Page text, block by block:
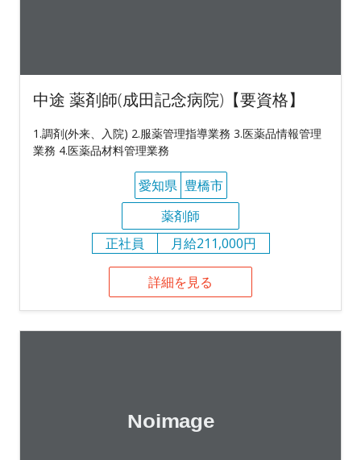
中途 薬剤師(成田記念病院)【要資格】
1.調剤(外来、入院) 2.服薬管理指導業務 3.医薬品情報管理
業務 4.医薬品材料管理業務
愛知県 豊橋市
薬剤師
正社員
月給211,000円
詳細を見る